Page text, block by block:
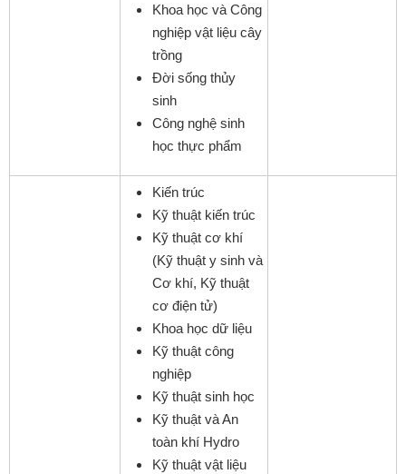
Khoa học và Công
nghiệp vật liệu cây
trồng
Đời sống thủy
sinh
Công nghệ sinh
học thực phẩm
Kiến trúc
Kỹ thuật kiến trúc
Kỹ thuật cơ khí
(Kỹ thuật y sinh và
Cơ khí, Kỹ thuật
cơ điện tử)
Khoa học dữ liệu
Kỹ thuật công
nghiệp
Kỹ thuật sinh học
Kỹ thuật và An
toàn khí Hydro
Kỹ thuật vật liệu